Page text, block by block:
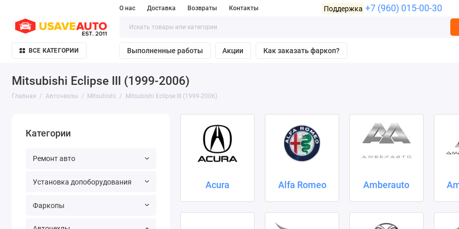
О нас Доставка Возвраты Контакты Поддержка +7 (960) 015-00-30
ВСЕ КАТЕГОРИИ Выполненные работы Акции Как заказать фаркоп?
Mitsubishi Eclipse III (1999-2006)
Главная Авточехлы Mitsubishi Mitsubishi Eclipse III (1999-2006)
Категории
Ремонт авто
Установка допоборудования
Фаркопы
Acura Alfa Romeo Amberauto